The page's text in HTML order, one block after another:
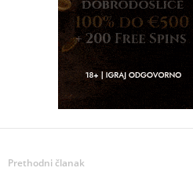
Prethodni članak